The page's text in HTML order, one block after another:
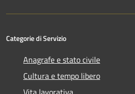
Categorie di Servizio
Anagrafe e stato civile
Cultura e tempo libero